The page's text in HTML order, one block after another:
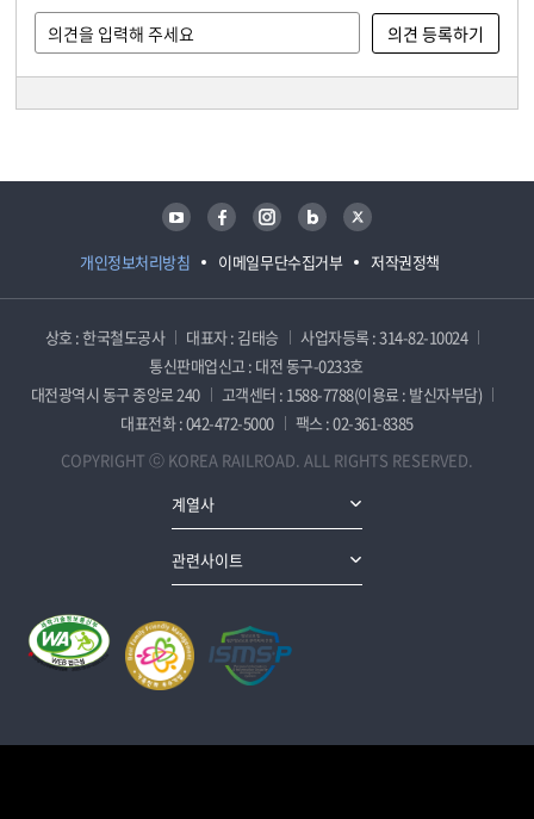
개인정보처리방침 이메일무단수집거부 저작권정책
유튜브 페이스북 인스타그램 블로그 트위터
상호 : 한국철도공사 대표자 : 김태승
사업자등록 : 314-82-10024
통신판매업신고 : 대전 동구-0233호
대전광역시 동구 중앙로 240
고객센터 : 1588-7788(이용료 : 발신자부담)
대표전화 : 042-472-5000
팩스 : 02-361-8385
COPYRIGHT ⓒ KOREA RAILROAD. ALL RIGHTS RESERVED.
계열사
관련사이트